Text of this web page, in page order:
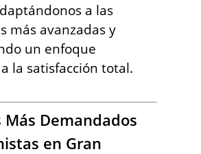
a las
más avanzadas y
un enfoque
la satisfacción total.
Más Demandados
en Gran